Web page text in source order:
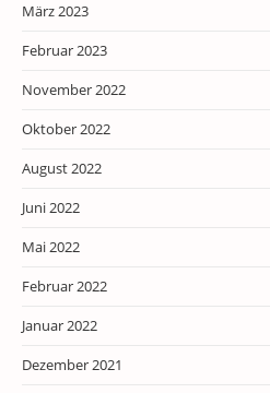
März 2023
Februar 2023
November 2022
Oktober 2022
August 2022
Juni 2022
Mai 2022
Februar 2022
Januar 2022
Dezember 2021